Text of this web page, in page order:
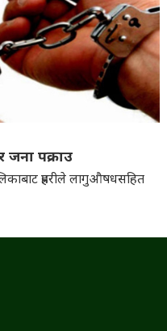
पक्राउ
प्रहरीले लागुऔषधसहित